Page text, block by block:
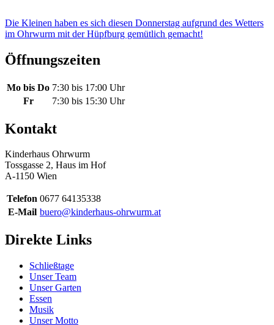
Beitragsnavigation
Die Kleinen haben es sich diesen Donnerstag aufgrund des Wetters
im Ohrwurm mit der Hüpfburg gemütlich gemacht!
Öffnungszeiten
Mo bis Do 7:30 bis 17:00 Uhr
Fr
7:30 bis 15:30 Uhr
Kontakt
Kinderhaus Ohrwurm
Tossgasse 2, Haus im Hof
A-1150 Wien
Telefon 0677 64135338
E-Mail buero@kinderhaus-ohrwurm.at
Direkte Links
Schließtage
Unser Team
Unser Garten
Essen
Musik
Unser Motto